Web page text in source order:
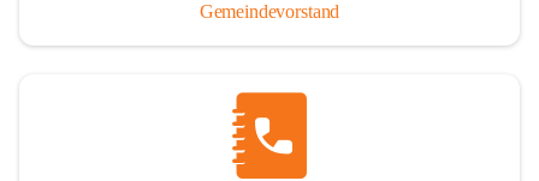
Gemeindevorstand